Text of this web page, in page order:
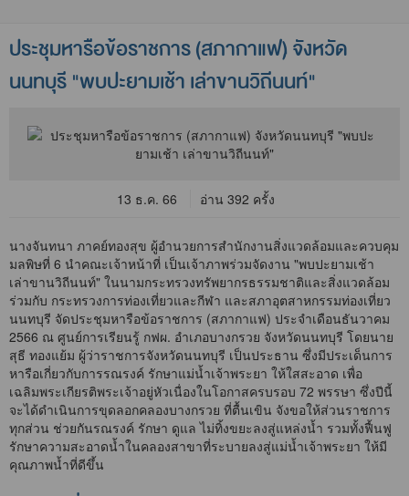
ประชุมหารือข้อราชการ (สภากาแฟ) จังหวัด
นนทบุรี "พบปะยามเช้า เล่าขานวิถีนนท์"
13 ธ.ค. 66 อ่าน 392 ครั้ง
นางจันทนา ภาคย์ทองสุข ผู้อำนวยการสำนักงานสิ่งแวดล้อมและควบคุม
มลพิษที่ 6 นำคณะเจ้าหน้าที่ เป็นเจ้าภาพร่วมจัดงาน "พบปะยามเช้า
เล่าขานวิถีนนท์" ในนามกระทรวงทรัพยากรธรรมชาติและสิ่งแวดล้อม
ร่วมกับ กระทรวงการท่องเที่ยวและกีฬา และสภาอุตสาหกรรมท่องเที่ยว
นนทบุรี จัดประชุมหารือข้อราชการ (สภากาแฟ) ประจำเดือนธันวาคม
2566 ณ ศูนย์การเรียนรู้ กฟผ. อำเภอบางกรวย จังหวัดนนทบุรี โดยนาย
สุธี ทองแย้ม ผู้ว่าราชการจังหวัดนนทบุรี เป็นประธาน ซึ่งมีประเด็นการ
หารือเกี่ยวกับการรณรงค์ รักษาแม่น้ำเจ้าพระยา ให้ใสสะอาด เพื่อ
เฉลิมพระเกียรติพระเจ้าอยู่หัวเนื่องในโอกาสครบรอบ 72 พรรษา ซึ่งปีนี้
จะได้ดำเนินการขุดลอกคลองบางกรวย ที่ตื้นเขิน จังขอให้ส่วนราชการ
ทุกส่วน ช่วยกันรณรงค์ รักษา ดูแล ไม่ทิ้งขยะลงสู่แหล่งน้ำ รวมทั้งฟื้นฟู
รักษาความสะอาดน้ำในคลองสาขาที่ระบายลงสู่แม่น้ำเจ้าพระยา ให้มี
คุณภาพน้ำที่ดีขึ้น